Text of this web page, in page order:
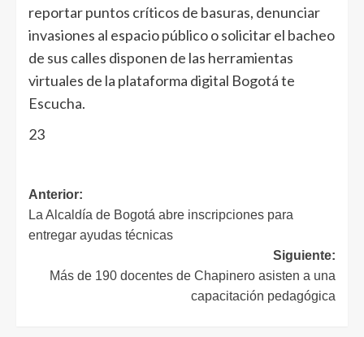
reportar puntos críticos de basuras, denunciar
invasiones al espacio público o solicitar el bacheo
de sus calles disponen de las herramientas
virtuales de la plataforma digital Bogotá te
Escucha.
23
Anterior:
La Alcaldía de Bogotá abre inscripciones para
entregar ayudas técnicas
Siguiente:
Más de 190 docentes de Chapinero asisten a una
capacitación pedagógica